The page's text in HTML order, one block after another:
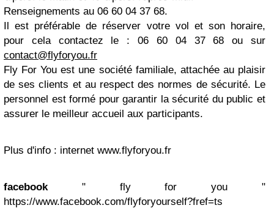
Renseignements au 06 60 04 37 68.
Il est préférable de réserver votre vol et son horaire,
pour cela contactez le : 06 60 04 37 68 ou sur
contact@flyforyou.fr
Fly For You est une société familiale, attachée au plaisir
de ses clients et au respect des normes de sécurité. Le
personnel est formé pour garantir la sécurité du public et
assurer le meilleur accueil aux participants.
Plus d'info : internet www.flyforyou.fr
facebook " fly for you "
https://www.facebook.com/flyforyourself?fref=ts